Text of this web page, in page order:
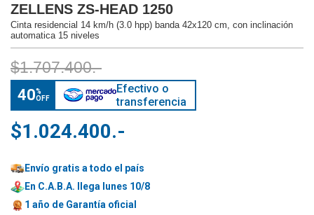
ZELLENS ZS-HEAD 1250
Cinta residencial 14 km/h (3.0 hpp) banda 42x120 cm, con inclinación
automatica 15 niveles
$1.707.400.-
40%
OFF
Efectivo o
transferencia
$1.024.400.-
Envío gratis a todo el país
En C.A.B.A. llega lunes 10/8
1 año de Garantía oficial